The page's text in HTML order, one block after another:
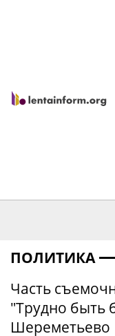
ПОЛИТИКА
Часть
"Трудно быть
Шереметьево